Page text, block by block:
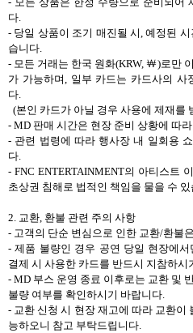
다.
- 당일 상품이 조기 매진될 시,예정된 시
습니다.
- 모든 거래는 한국 원화(KRW,￦)로만
가 가능하며, 일부 카드는 카드사의 사
다.
(본인 카드가 아닐 경우 사용에 제재를
- MD 판매 시간은 현장 준비 상황에 따
- 관련 법령에 따라 행사장 내 일회용
다.
- FNC ENTERTAINMENT의 아티스트
초상권 침해로 법적인 책임을 물을 수
2. 교환, 환불 관련 주의 사항
- 고객의 단순 변심으로 인한 교환/환불
-제품 불량인 경우 공연 당일 현장에
결제 시 사용한 카드를 반드시 지참하시
- MD 부스 운영 종료 이후로는 교환 및
불량 여부를 확인하시기 바랍니다.
- 교환 신청 시 현장 재고에 따라 교환이
능하오니 참고 부탁드립니다.